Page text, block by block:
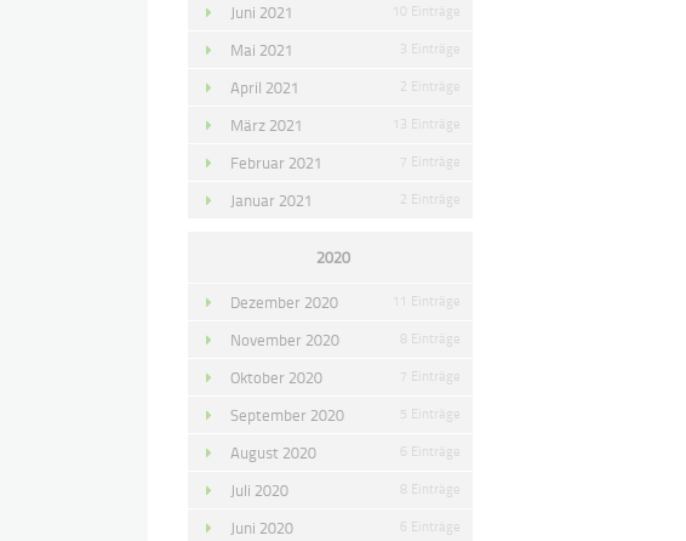
Juni 2021 10 Einträge
Mai 2021 3 Einträge
April 2021 2 Einträge
März 2021 13 Einträge
Februar 2021 7 Einträge
Januar 2021 2 Einträge
2020
Dezember 2020 11 Einträge
November 2020 8 Einträge
Oktober 2020 7 Einträge
September 2020 5 Einträge
August 2020 6 Einträge
Juli 2020 8 Einträge
Juni 2020 6 Einträge